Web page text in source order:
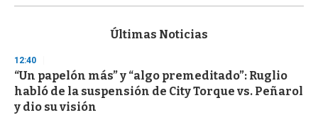
s
d
s
o
f
3
Últimas Noticias
12:40
“Un papelón más” y “algo premeditado”: Ruglio
habló de la suspensión de City Torque vs. Peñarol
y dio su visión